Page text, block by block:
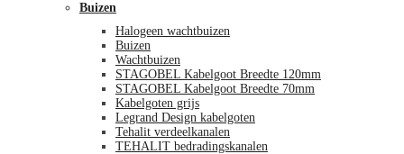
Buizen
Halogeen wachtbuizen
Buizen
Wachtbuizen
STAGOBEL Kabelgoot Breedte 120mm
STAGOBEL Kabelgoot Breedte 70mm
Kabelgoten grijs
Legrand Design kabelgoten
Tehalit verdeelkanalen
TEHALIT bedradingskanalen